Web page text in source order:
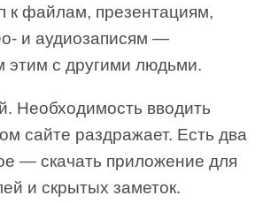
к файлам, презентациям,
и аудиозаписям —
этим с другими людьми.
Необходимость вводить
сайте раздражает. Есть два
— скачать приложение для
и скрытых заметок.